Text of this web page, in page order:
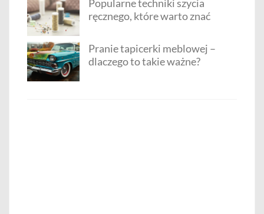
Popularne techniki szycia
ręcznego, które warto znać
Pranie tapicerki meblowej –
dlaczego to takie ważne?